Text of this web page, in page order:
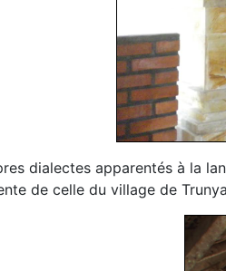
dialectes apparentés à la
de celle du village de